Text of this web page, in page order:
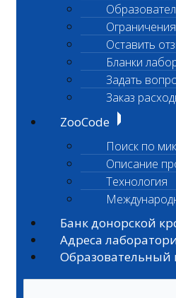
Оставить
Бланки
Задать
Заказ
ZooCode
Поиск по
Описание
Технология
Банк донорской
Адреса
Образовательный